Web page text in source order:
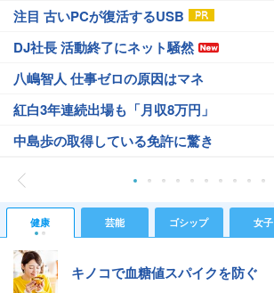
注目 古いPCが復活するUSB
DJ社長 活動終了にネット騒然
八嶋智人 仕事ゼロの原因はマネ
紅白3年連続出場も「月収8万円」
中島歩の取得している免許に驚き
健康 芸能 ゴシップ 女子
キノコで血糖値スパイクを防ぐ